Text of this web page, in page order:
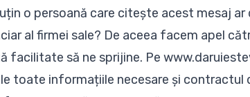
o persoană care citește acest mesaj
al firmei sale? De aceea facem apel
facilitate să ne sprijine. Pe
toate informațiile necesare și contractul